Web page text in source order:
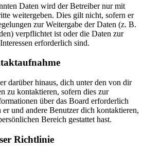
Daten wird der Betreiber nur mit
weitergeben. Dies gilt nicht, sofern er
zur Weitergabe der Daten (z. B.
verpflichtet ist oder die Daten zur
erforderlich sind.
darüber hinaus, dich unter den von dir
zu kontaktieren, sofern dies zur
über das Board erforderlich
und andere Benutzer dich kontaktieren,
Bereich gestattet hast.
Richtlinie